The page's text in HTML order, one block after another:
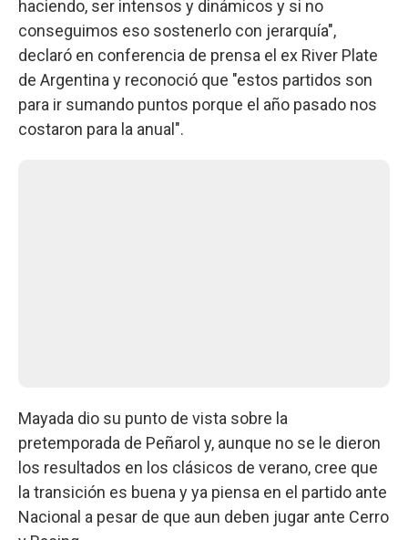
haciendo, ser intensos y dinámicos y si no
conseguimos eso sostenerlo con jerarquía",
declaró en conferencia de prensa el ex River Plate
de Argentina y reconoció que "estos partidos son
para ir sumando puntos porque el año pasado nos
costaron para la anual".
Mayada dio su punto de vista sobre la
pretemporada de Peñarol y, aunque no se le dieron
los resultados en los clásicos de verano, cree que
la transición es buena y ya piensa en el partido ante
Nacional a pesar de que aun deben jugar ante Cerro